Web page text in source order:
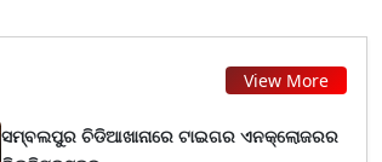
View More
ସମ୍ବଲପୁର ଚିଡିଆଖାନାରେ ଟାଇଗର ଏନକ୍ଲୋଜରର